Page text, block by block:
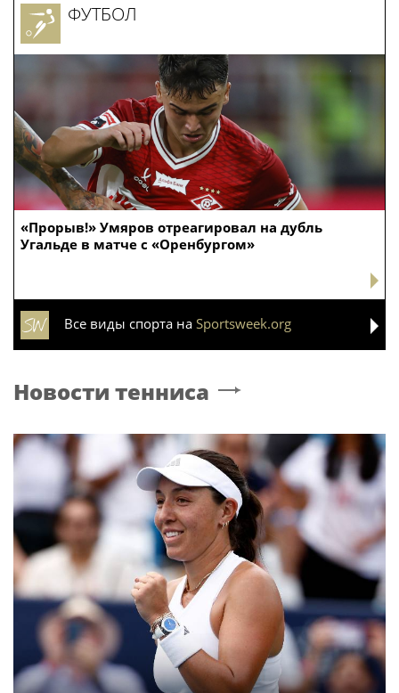
«Прорыв!» Умяров отреагировал на дубль
Угальде в матче с «Оренбургом»
ФУТБОЛ
Все виды спорта на Sportsweek.org
Новости тенниса